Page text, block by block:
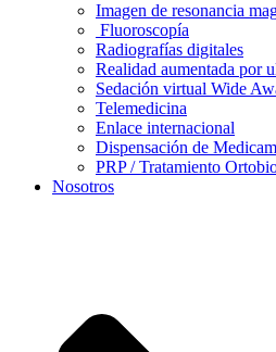
Imagen de resonancia
Fluoroscopía
Radiografías digitales
Realidad aumentada por
Sedación virtual Wide
Telemedicina
Enlace internacional
Dispensación de
PRP / Tratamiento
Nosotros